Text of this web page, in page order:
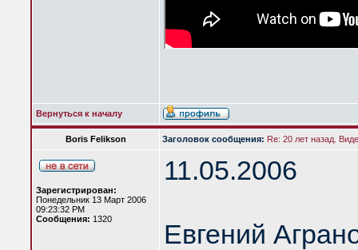
Вернуться к началу
Boris Felikson Заголовок сообщения: Re: 20 лет назад.
Зарегистрирован:
Понедельник 13 Март 2006
09:23:32 PM
Сообщения: 1320
11.05.2006
Евгений